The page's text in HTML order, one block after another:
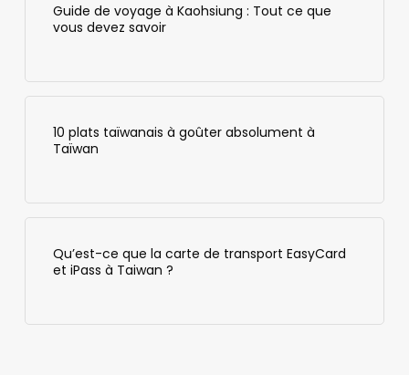
Guide de voyage à Kaohsiung : Tout ce que
vous devez savoir
10 plats taïwanais à goûter absolument à
Taïwan
Qu’est-ce que la carte de transport EasyCard
et iPass à Taiwan ?